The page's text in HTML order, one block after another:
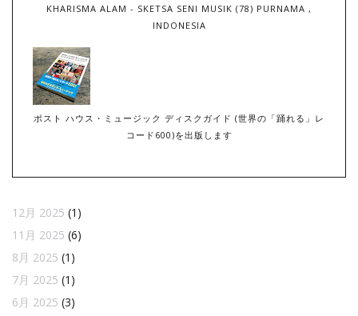
KHARISMA ALAM - SKETSA SENI MUSIK (78) PURNAMA ,
INDONESIA
ポスト ハウス・ミュージック ディスクガイド (世界の「踊れる」レ
コード600)を出版します
12月 2025 (1)
11月 2025 (6)
8月 2025 (1)
7月 2025 (1)
6月 2025 (3)